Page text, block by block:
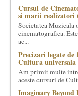
Cursul de
si marii realizatori
Societatea Muzicala
cinematografica.
ac...
Precizari legate
Cultura universala
Am primit multe
aceste cursuri de
Imaginary Beyond